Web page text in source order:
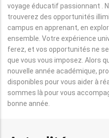
voyage éducatif passionnant .
trouverez des opportunités
campus en apprenant, en
ensemble. Votre expérience
ferez, et vos opportunités ne
que vous vous imposez. Alors
nouvelle année académique,
disponibles pour vous aider à
sommes là pour vous
bonne année.